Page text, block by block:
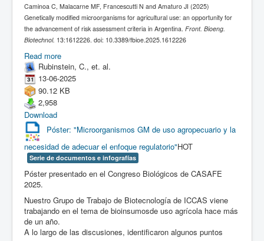
Caminoa C, Malacarne MF, Francescutti N and Amaturo JI (2025)
Genetically modified microorganisms for agricultural use: an opportunity for
the advancement of risk assessment criteria in Argentina. Front. Bioeng.
Biotechnol. 13:1612226. doi: 10.3389/fbioe.2025.1612226
Read more
Rubinstein, C., et. al.
13-06-2025
90.12 KB
2,958
Download
Póster: "Microorganismos GM de uso agropecuario y la
necesidad de adecuar el enfoque regulatorio"HOT
Serie de documentos e infografías
Póster presentado en el Congreso Biológicos de CASAFE
2025.
Nuestro Grupo de Trabajo de Biotecnología de ICCAS viene
trabajando en el tema de bioinsumosde uso agrícola hace más
de un año.
A lo largo de las discusiones, identificaron algunos puntos